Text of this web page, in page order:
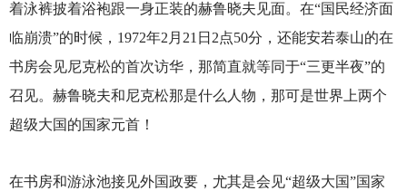
着泳裤披着浴袍跟一身正装的赫鲁晓夫见面。在“国民经济面
临崩溃”的时候，1972年2月21日2点50分，还能安若泰山的在
书房会见尼克松的首次访华，那简直就等同于“三更半夜”的
召见。赫鲁晓夫和尼克松那是什么人物，那可是世界上两个
超级大国的国家元首！
在书房和游泳池接见外国政要，尤其是会见“超级大国”国家